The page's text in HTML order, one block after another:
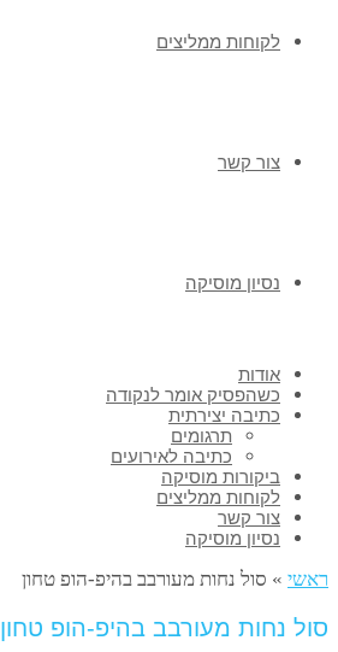
לקוחות ממליצים
צור קשר
נסיון מוסיקה
אודות
כשהפסיק אומר לנקודה
כתיבה יצירתית
תרגומים
כתיבה לאירועים
ביקורות מוסיקה
לקוחות ממליצים
צור קשר
נסיון מוסיקה
ראשי » סול נחות מעורבב בהיפ-הופ טחון
סול נחות מעורבב בהיפ-הופ טחון